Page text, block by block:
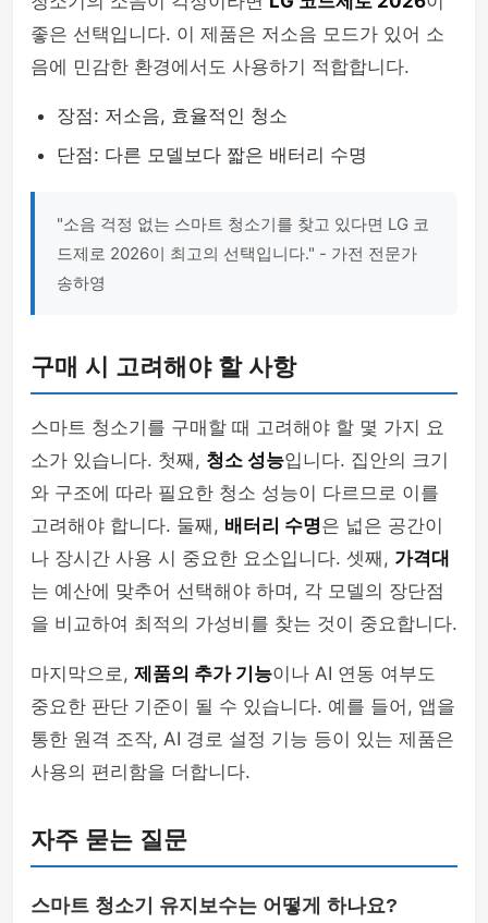
좋은 선택입니다. 이 제품은 저소음 모드가 있어 소
음에 민감한 환경에서도 사용하기 적합합니다.
장점: 저소음, 효율적인 청소
단점: 다른 모델보다 짧은 배터리 수명
"소음 걱정 없는 스마트 청소기를 찾고 있다면 LG 코
드제로 2026이 최고의 선택입니다." - 가전 전문가
송하영
구매 시 고려해야 할 사항
스마트 청소기를 구매할 때 고려해야 할 몇 가지 요
소가 있습니다. 첫째, 청소 성능입니다. 집안의 크기
와 구조에 따라 필요한 청소 성능이 다르므로 이를
고려해야 합니다. 둘째, 배터리 수명은 넓은 공간이
나 장시간 사용 시 중요한 요소입니다. 셋째, 가격대
는 예산에 맞추어 선택해야 하며, 각 모델의 장단점
을 비교하여 최적의 가성비를 찾는 것이 중요합니다.
마지막으로, 제품의 추가 기능이나 AI 연동 여부도
중요한 판단 기준이 될 수 있습니다. 예를 들어, 앱을
통한 원격 조작, AI 경로 설정 기능 등이 있는 제품은
사용의 편리함을 더합니다.
자주 묻는 질문
스마트 청소기 유지보수는 어떻게 하나요?